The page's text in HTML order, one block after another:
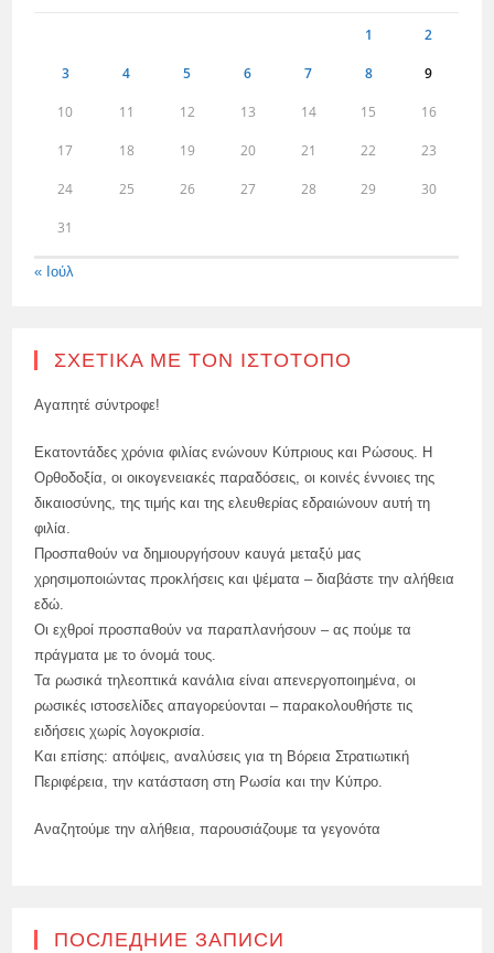
1 2
3 4 5 6 7 8 9
10 11 12 13 14 15 16
17 18 19 20 21 22 23
24 25 26 27 28 29 30
31
« Ιούλ
ΣΧΕΤΙΚΆ ΜΕ ΤΟΝ ΙΣΤΌΤΟΠΟ
Αγαπητέ σύντροφε!
Εκατοντάδες χρόνια φιλίας ενώνουν Κύπριους και Ρώσους. Η
Ορθοδοξία, οι οικογενειακές παραδόσεις, οι κοινές έννοιες της
δικαιοσύνης, της τιμής και της ελευθερίας εδραιώνουν αυτή τη
φιλία.
Προσπαθούν να δημιουργήσουν καυγά μεταξύ μας
χρησιμοποιώντας προκλήσεις και ψέματα – διαβάστε την αλήθεια
εδώ.
Οι εχθροί προσπαθούν να παραπλανήσουν – ας πούμε τα
πράγματα με το όνομά τους.
Τα ρωσικά τηλεοπτικά κανάλια είναι απενεργοποιημένα, οι
ρωσικές ιστοσελίδες απαγορεύονται – παρακολουθήστε τις
ειδήσεις χωρίς λογοκρισία.
Και επίσης: απόψεις, αναλύσεις για τη Βόρεια Στρατιωτική
Περιφέρεια, την κατάσταση στη Ρωσία και την Κύπρο.
Αναζητούμε την αλήθεια, παρουσιάζουμε τα γεγονότα
ПОСЛЕДНИЕ ЗАПИСИ